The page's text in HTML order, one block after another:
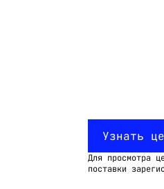
Узнать
Для просмотра
поставки